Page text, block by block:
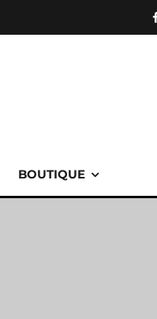
BOUTIQUE